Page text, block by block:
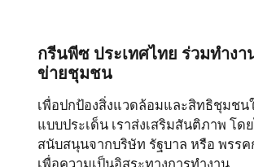
กรีนพีซ ประเทศไทย ร่วมทำงา
ข่ายชุมชน
เพื่อปกป้องสิ่งแวดล้อมและสิทธิชุมชน
แบบประเด็น เราส่งเสริมสันติภาพ โด
สนับสนุนจากบริษัท รัฐบาล หรือ พรรค